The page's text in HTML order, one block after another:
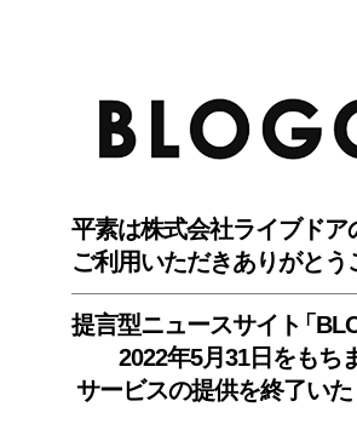
平素は株式会社ライブドア
ご利用いただきありがとう
提言型ニュースサイ ト「
2022年5月31日をもち
サービスの提供を終了いた